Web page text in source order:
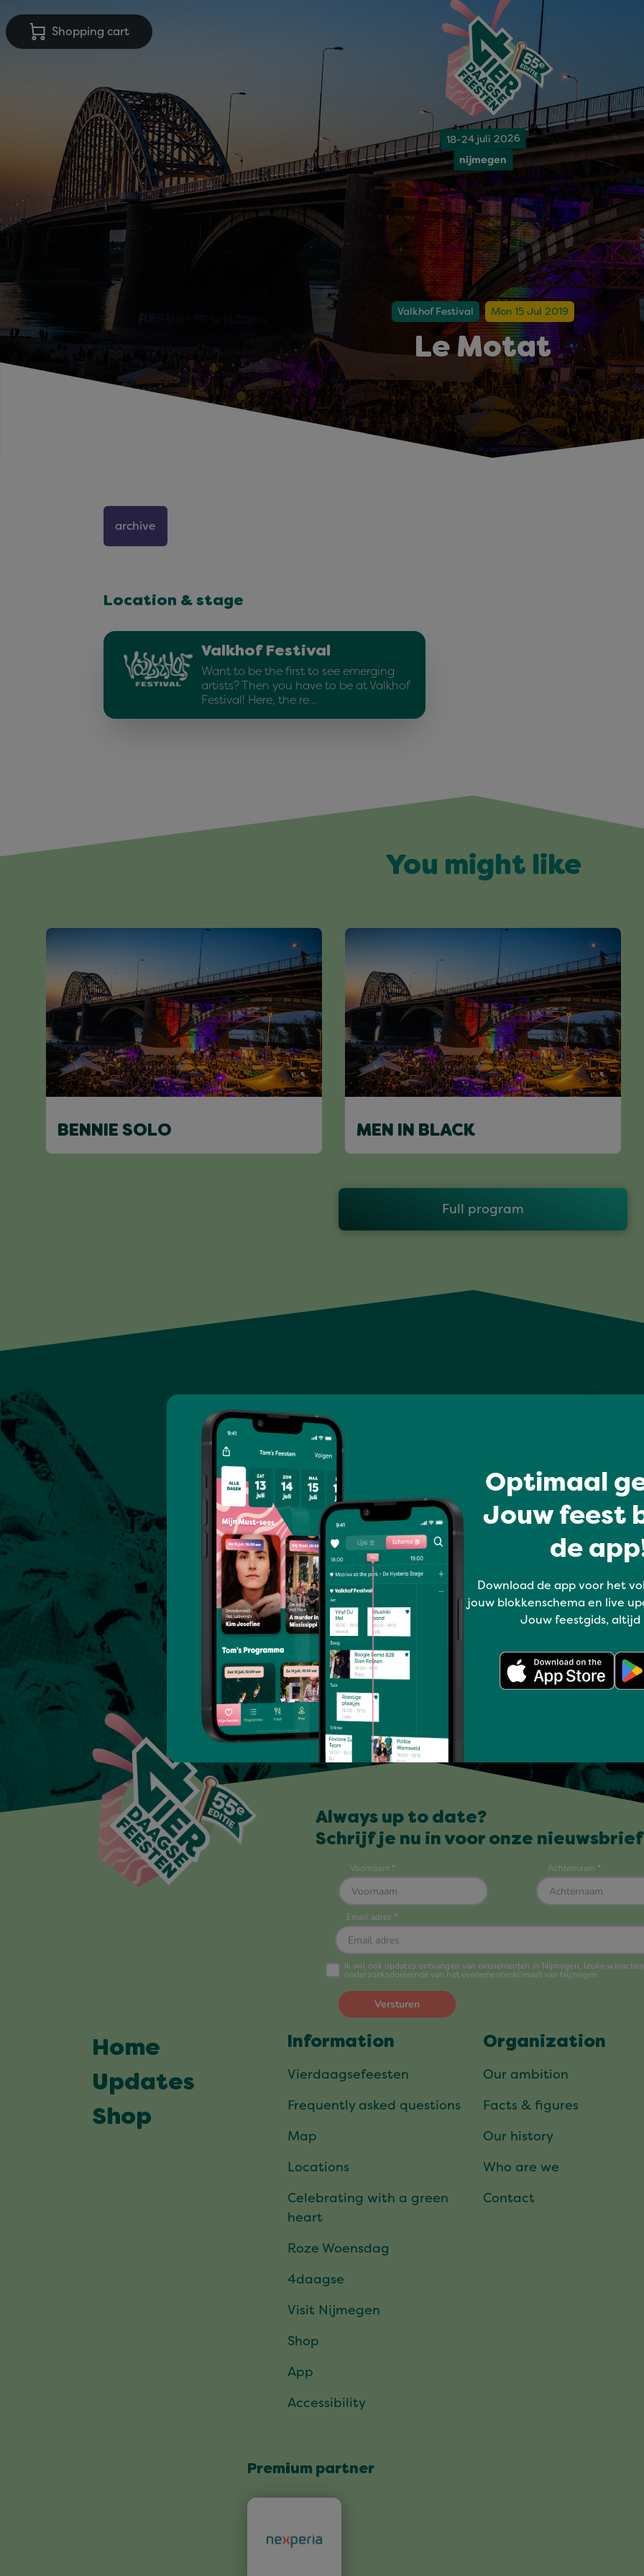
Shopping cart
18-24 juli 2026
nijmegen
Valkhof Festival Mon 15 Jul 2019
Le Motat
archive
Location & stage
Valkhof Festival
Want to be the first to see emerging
artists? Then you have to be at Valkhof
Festival! Here, the re…
You might like
BENNIE SOLO MEN IN BLACK
Full program
Optimaal
Jouw feest
de
Download de app voor het
jouw blokkenschema en live
Jouw feestgids, altijd
Always up to date?
Schrijf je nu in voor onze
Home
Updates
Shop
Information
Vierdaagsefeesten
Frequently asked questions
Map
Locations
Celebrating with a green
heart
Roze Woensdag
4daagse
Visit Nijmegen
Shop
App
Accessibility
Organization
Our ambition
Facts & figures
Our history
Who are we
Contact
Premium partner